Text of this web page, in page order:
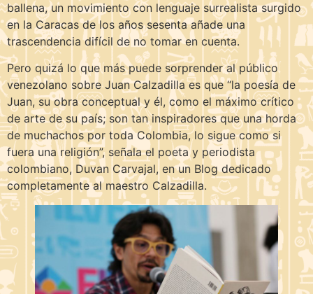
ballena, un movimiento con lenguaje surrealista surgido
en la Caracas de los años sesenta añade una
trascendencia difícil de no tomar en cuenta.
Pero quizá lo que más puede sorprender al público
venezolano sobre Juan Calzadilla es que “la poesía de
Juan, su obra conceptual y él, como el máximo crítico
de arte de su país; son tan inspiradores que una horda
de muchachos por toda Colombia, lo sigue como si
fuera una religión”, señala el poeta y periodista
colombiano, Duvan Carvajal, en un Blog dedicado
completamente al maestro Calzadilla.